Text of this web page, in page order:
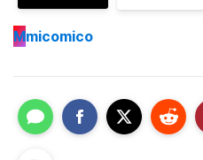
Mmicomico